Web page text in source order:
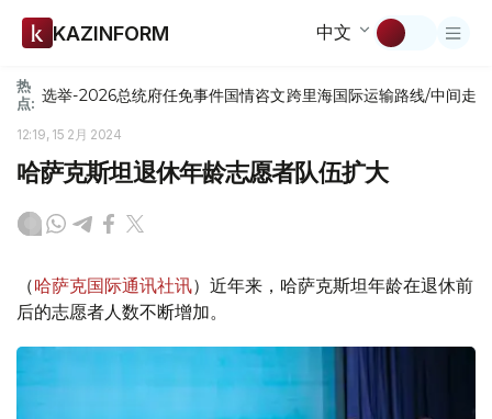
KAZINFORM 中文
热
点: 选举-2026总统府任免事件国情咨文跨里海国际运输路线/中间走廊
12:19, 15 2月 2024
哈萨克斯坦退休年龄志愿者队伍扩大
（哈萨克国际通讯社讯）近年来，哈萨克斯坦年龄在退休前
后的志愿者人数不断增加。